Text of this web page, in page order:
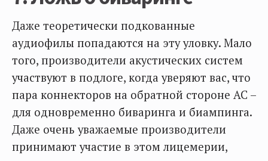
Даже теоретически подкованные
аудиофилы попадаются на эту уловку. Мало
того, производители акустических систем
участвуют в подлоге, когда уверяют вас, что
пара коннекторов на обратной стороне АС –
для одновременно биваринга и биампинга.
Даже очень уважаемые производители
принимают участие в этом лицемерии,